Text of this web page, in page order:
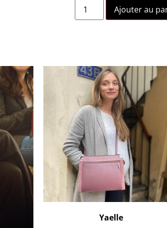
Ajouter au
Yaelle